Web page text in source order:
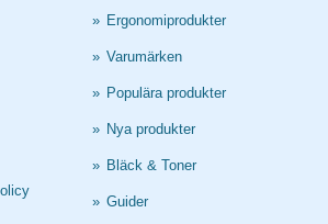
» Ergonomiprodukter
» Varumärken
» Populära produkter
» Nya produkter
» Bläck & Toner
» Guider